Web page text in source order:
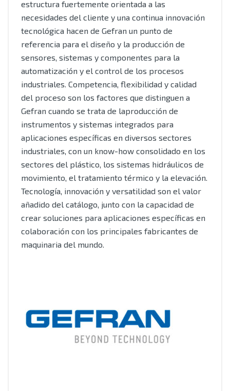
estructura fuertemente orientada a las
necesidades del cliente y una continua innovación
tecnológica hacen de Gefran un punto de
referencia para el diseño y la producción de
sensores, sistemas y componentes para la
automatización y el control de los procesos
industriales. Competencia, flexibilidad y calidad
del proceso son los factores que distinguen a
Gefran cuando se trata de laproducción de
instrumentos y sistemas integrados para
aplicaciones específicas en diversos sectores
industriales, con un know-how consolidado en los
sectores del plástico, los sistemas hidráulicos de
movimiento, el tratamiento térmico y la elevación.
Tecnología, innovación y versatilidad son el valor
añadido del catálogo, junto con la capacidad de
crear soluciones para aplicaciones específicas en
colaboración con los principales fabricantes de
maquinaria del mundo.